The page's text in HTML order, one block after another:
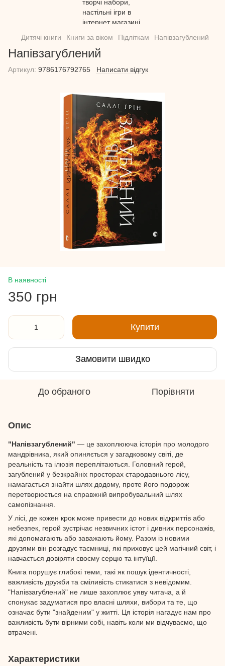
Дитячі книги Книги за віком Підліткам Напівзагублений
Напівзагублений
Артикул: 9786176792765 Написати відгук
В наявності
350 грн
Купити
Замовити швидко
До обраного Порівняти
Опис
"Напівзагублений" — це захоплююча історія про молодого
мандрівника, який опиняється у загадковому світі, де
реальність та ілюзія переплітаються. Головний герой,
загублений у безкрайніх просторах стародавнього лісу,
намагається знайти шлях додому, проте його подорож
перетворюється на справжній випробувальний шлях
самопізнання.
У лісі, де кожен крок може привести до нових відкриттів або
небезпек, герой зустрічає незвичних істот і дивних персонажів,
які допомагають або заважають йому. Разом із новими
друзями він розгадує таємниці, які приховує цей магічний світ, і
навчається довіряти своєму серцю та інтуїції.
Книга порушує глибокі теми, такі як пошук ідентичності,
важливість дружби та сміливість стикатися з невідомим.
"Напівзагублений" не лише захоплює уяву читача, а й
спонукає задуматися про власні шляхи, вибори та те, що
означає бути "знайденим" у житті. Ця історія нагадує нам про
важливість бути вірними собі, навіть коли ми відчуваємо, що
втрачені.
Характеристики